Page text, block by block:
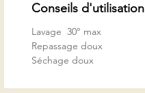
Conseils d'utilisation
Lavage 30° max
Repassage doux
Séchage doux